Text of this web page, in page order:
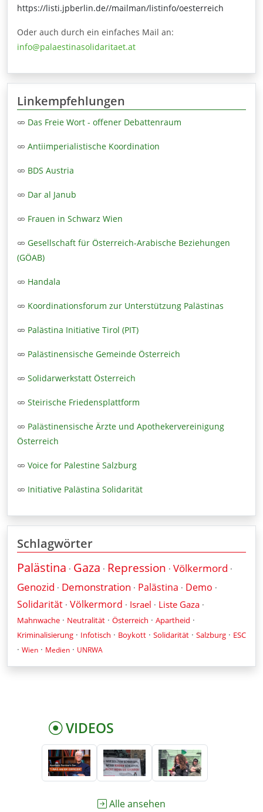
https://listi.jpberlin.de//mailman/listinfo/oesterreich
Oder auch durch ein einfaches Mail an:
info@palaestinasolidaritaet.at
Linkempfehlungen
Das Freie Wort - offener Debattenraum
Antiimperialistische Koordination
BDS Austria
Dar al Janub
Frauen in Schwarz Wien
Gesellschaft für Österreich-Arabische Beziehungen
(GÖAB)
Handala
Koordinationsforum zur Unterstützung Palästinas
Palästina Initiative Tirol (PIT)
Palästinensische Gemeinde Österreich
Solidarwerkstatt Österreich
Steirische Friedensplattform
Palästinensische Ärzte und Apothekervereinigung
Österreich
Voice for Palestine Salzburg
Initiative Palästina Solidarität
Schlagwörter
Palästina · Gaza · Repression · Völkermord ·
Genozid · Demonstration · Palästina · Demo ·
Solidarität · Völkermord · Israel · Liste Gaza ·
Mahnwache · Neutralität · Österreich · Apartheid ·
Kriminalisierung · Infotisch · Boykott · Solidarität · Salzburg · ESC
· Wien · Medien · UNRWA
VIDEOS
Alle ansehen